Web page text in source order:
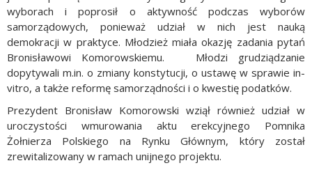
wyborach i poprosił o aktywność podczas wyborów
samorządowych, ponieważ udział w nich jest nauką
demokracji w praktyce. Młodzież miała okazję zadania pytań
Bronisławowi Komorowskiemu. Młodzi grudziądzanie
dopytywali m.in. o zmiany konstytucji, o ustawę w sprawie in-
vitro, a także reformę samorządności i o kwestię podatków.
Prezydent Bronisław Komorowski wziął również udział w
uroczystości wmurowania aktu erekcyjnego Pomnika
Żołnierza Polskiego na Rynku Głównym, który został
zrewitalizowany w ramach unijnego projektu.